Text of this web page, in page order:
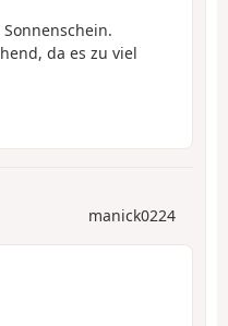
da es zu viel
manick0224